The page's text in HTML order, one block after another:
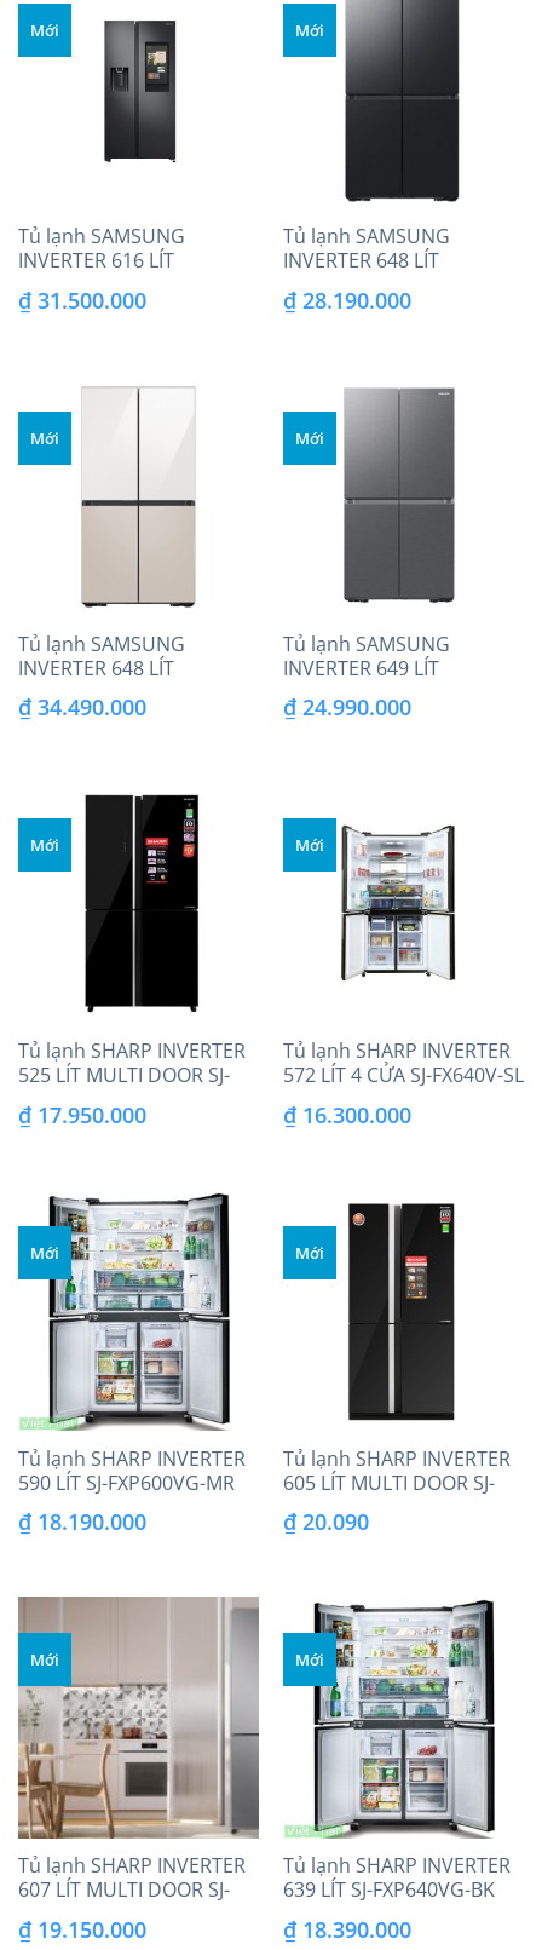
Mới
Tủ lạnh SAMSUNG
INVERTER 616 LÍT
₫31.500.000
Mới
Tủ lạnh SAMSUNG
INVERTER 648 LÍT
₫28.190.000
Mới
Tủ lạnh SAMSUNG
INVERTER 648 LÍT
RF59CB66F8S/SV
₫34.490.000
Mới
Tủ lạnh SAMSUNG
INVERTER 649 LÍT
RF59C700ES9/SV
₫24.990.000
Mới
Tủ lạnh SHARP INVERTER
525 LÍT MULTI DOOR SJ-
₫17.950.000
Mới
Tủ lạnh SHARP INVERTER
572 LÍT 4 CỬA SJ-FX640V-SL
₫16.300.000
Mới
Tủ lạnh SHARP INVERTER
590 LÍT SJ-FXP600VG-MR
₫18.190.000
Mới
Tủ lạnh SHARP INVERTER
605 LÍT MULTI DOOR SJ-
FX688VG-BK
₫20.090
Mới
Tủ lạnh SHARP INVERTER
607 LÍT MULTI DOOR SJ-
₫19.150.000
Mới
Tủ lạnh SHARP INVERTER
639 LÍT SJ-FXP640VG-BK
₫18.390.000